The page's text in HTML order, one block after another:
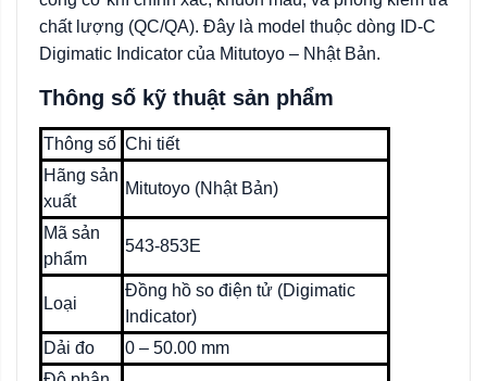
chất lượng (QC/QA). Đây là model thuộc dòng ID-C
Digimatic Indicator của Mitutoyo – Nhật Bản.
Thông số kỹ thuật sản phẩm
Thông số Chi tiết
Hãng sản
xuất
Mitutoyo (Nhật Bản)
Mã sản
phẩm
543-853E
Loại
Đồng hồ so điện tử (Digimatic
Indicator)
Dải đo
0 – 50.00 mm